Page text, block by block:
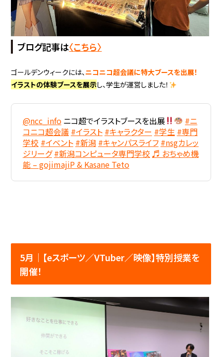
ブログ記事は〈こちら〉
ゴールデンウィークには、ニコニコ超会議に特大ブースを出展！
イラストの体験ブースを展示し、学生が運営しました！
@ncc_infoニコ超でイラストブースを出展
#ニ
コニコ超会議 #イラスト #キャラクター #学生 #専門
学校 #イベント #新潟 #キャンパスライフ #nsgカレッ
ジリーグ #新潟コンピュータ専門学校 ♬ おちゃめ機
能 – gojimajiP & Kasane Teto
5月│【eスポーツ／VTuber／映像】特別授業を
開催！